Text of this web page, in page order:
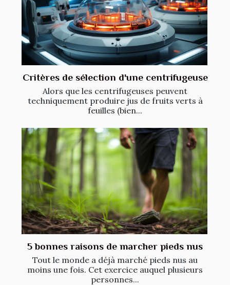
Critères de sélection d'une centrifugeuse
Alors que les centrifugeuses peuvent
techniquement produire jus de fruits verts à
feuilles (bien...
5 bonnes raisons de marcher pieds nus
Tout le monde a déjà marché pieds nus au
moins une fois. Cet exercice auquel plusieurs
personnes...